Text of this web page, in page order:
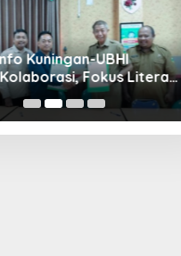
Kuningan-UBHI
Fokus Literasi
Desa Digital